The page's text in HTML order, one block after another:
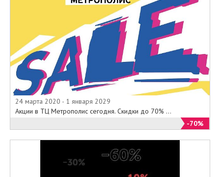
24 марта 2020 - 1 января 2029
Акции в ТЦ Метрополис сегодня. Скидки до 70% ...
-70%